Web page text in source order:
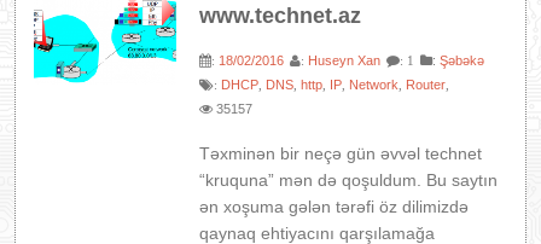
www.technet.az
: 18/02/2016 : Huseyn Xan : 1 :Şəbəkə
: DHCP DNS http IP Network Router
35157
Təxminən bir neçə gün əvvəl technet
“kruquna” mən də qoşuldum. Bu saytın
ən xoşuma gələn tərəfi öz dilimizdə
qaynaq ehtiyacını qarşılamağa